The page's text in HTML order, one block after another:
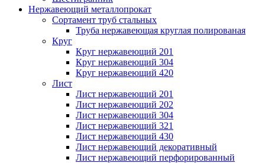
Нержавеющий металлопрокат
Сортамент труб стальных
Труба нержавеющая круглая полированая
Круг
Круг нержавеющий 201
Круг нержавеющий 304
Круг нержавеющий 420
Лист
Лист нержавеющий 201
Лист нержавеющий 202
Лист нержавеющий 304
Лист нержавеющий 321
Лист нержавеющий 430
Лист нержавеющий декоративный
Лист нержавеющий перфорированный